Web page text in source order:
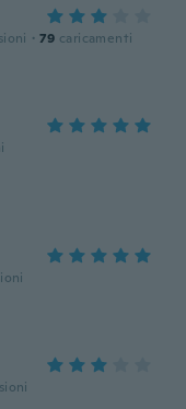
· 79 caricamenti